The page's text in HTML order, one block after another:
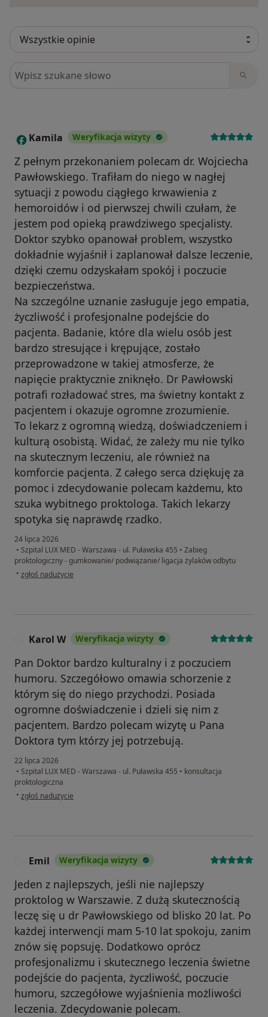
Szukaj w opiniach
K Kamila Weryfikacja wizyty
Z pełnym przekonaniem polecam dr. Wojciecha
Pawłowskiego. Trafiłam do niego w nagłej
sytuacji z powodu ciągłego krwawienia z
hemoroidów i od pierwszej chwili czułam, że
jestem pod opieką prawdziwego specjalisty.
Doktor szybko opanował problem, wszystko
dokładnie wyjaśnił i zaplanował dalsze leczenie,
dzięki czemu odzyskałam spokój i poczucie
bezpieczeństwa.
Na szczególne uznanie zasługuje jego empatia,
życzliwość i profesjonalne podejście do
pacjenta. Badanie, które dla wielu osób jest
bardzo stresujące i krępujące, zostało
przeprowadzone w takiej atmosferze, że
napięcie praktycznie zniknęło. Dr Pawłowski
potrafi rozładować stres, ma świetny kontakt z
pacjentem i okazuje ogromne zrozumienie.
To lekarz z ogromną wiedzą, doświadczeniem i
kulturą osobistą. Widać, że zależy mu nie tylko
na skutecznym leczeniu, ale również na
komforcie pacjenta. Z całego serca dziękuję za
pomoc i zdecydowanie polecam każdemu, kto
szuka wybitnego proktologa. Takich lekarzy
spotyka się naprawdę rzadko.
24 lipca 2026
• Szpital LUX MED - Warszawa - ul. Puławska 455 • Zabieg
proktologiczny - gumkowanie/ podwiązanie/ ligacja żylaków odbytu
• w opinii użytkownika Kamila
zgłoś nadużycie
Karol W Weryfikacja wizyty
Pan Doktor bardzo kulturalny i z poczuciem
humoru. Szczegółowo omawia schorzenie z
którym się do niego przychodzi. Posiada
ogromne doświadczenie i dzieli się nim z
pacjentem. Bardzo polecam wizytę u Pana
Doktora tym którzy jej potrzebują.
22 lipca 2026
• Szpital LUX MED - Warszawa - ul. Puławska 455 • konsultacja
proktologiczna
• w opinii użytkownika Karol W
zgłoś nadużycie
Emil Weryfikacja wizyty
Jeden z najlepszych, jeśli nie najlepszy
proktolog w Warszawie. Z dużą skutecznością
leczę się u dr Pawłowskiego od blisko 20 lat. Po
każdej interwencji mam 5-10 lat spokoju, zanim
znów się popsuję. Dodatkowo oprócz
profesjonalizmu i skutecznego leczenia świetne
podejście do pacjenta, życzliwość, poczucie
humoru, szczegółowe wyjaśnienia możliwości
leczenia. Zdecydowanie polecam.